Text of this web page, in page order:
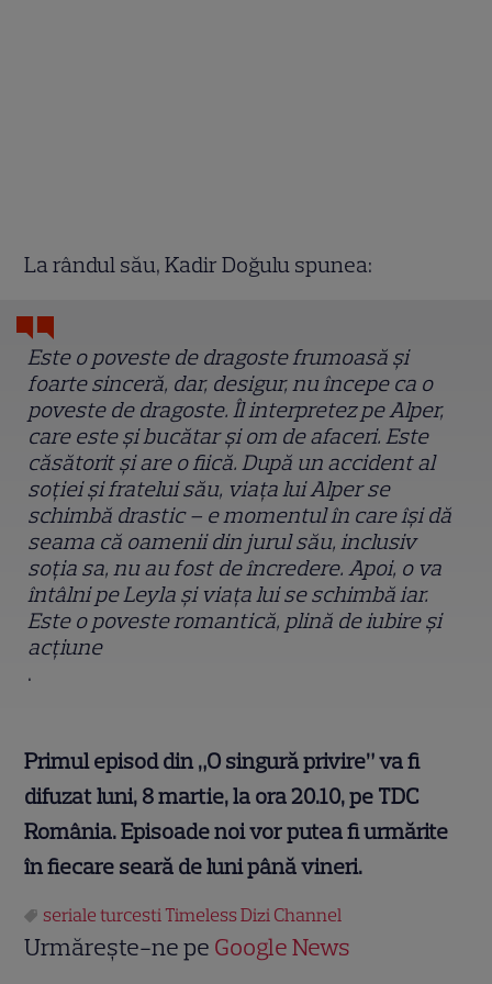
La rândul său, Kadir Doğulu spunea:
Este o poveste de dragoste frumoasă și
foarte sinceră, dar, desigur, nu începe ca o
poveste de dragoste. Îl interpretez pe Alper,
care este și bucătar și om de afaceri. Este
căsătorit și are o fiică. După un accident al
soției și fratelui său, viața lui Alper se
schimbă drastic – e momentul în care își dă
seama că oamenii din jurul său, inclusiv
soția sa, nu au fost de încredere. Apoi, o va
întâlni pe Leyla și viața lui se schimbă iar.
Este o poveste romantică, plină de iubire și
acțiune
.
Primul episod din „O singură privire” va fi
difuzat luni, 8 martie, la ora 20.10, pe TDC
România. Episoade noi vor putea fi urmărite
în fiecare seară de luni până vineri.
seriale turcesti Timeless Dizi Channel
Urmărește-ne pe Google News